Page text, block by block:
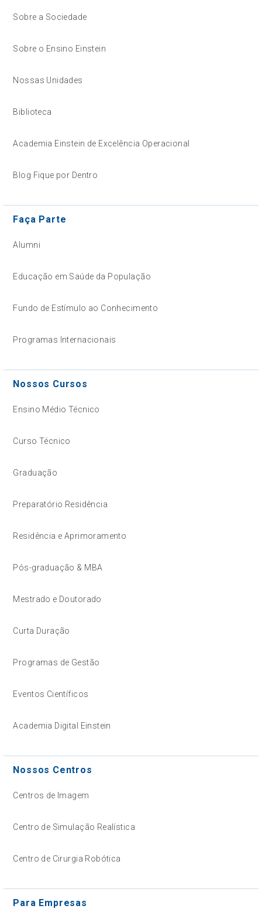
Sobre a Sociedade
Sobre o Ensino Einstein
Nossas Unidades
Biblioteca
Academia Einstein de Excelência Operacional
Blog Fique por Dentro
Faça Parte
Alumni
Educação em Saúde da População
Fundo de Estímulo ao Conhecimento
Programas Internacionais
Nossos Cursos
Ensino Médio Técnico
Curso Técnico
Graduação
Preparatório Residência
Residência e Aprimoramento
Pós-graduação & MBA
Mestrado e Doutorado
Curta Duração
Programas de Gestão
Eventos Científicos
Academia Digital Einstein
Nossos Centros
Centros de Imagem
Centro de Simulação Realística
Centro de Cirurgia Robótica
Para Empresas